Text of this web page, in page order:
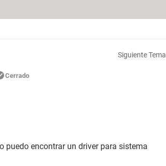
Siguiente Tema
Cerrado
puedo encontrar un driver para sistema